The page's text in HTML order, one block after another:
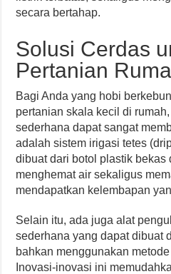
secara bertahap.
Solusi Cerdas
Pertanian
Bagi Anda yang hobi
pertanian skala kecil di
sederhana dapat sangat
adalah sistem irigasi tetes
dibuat dari botol plastik bekas
menghemat air sekaligus
mendapatkan kelembapan
Selain itu, ada juga alat
sederhana yang dapat dibuat
bahkan menggunakan
Inovasi-inovasi ini